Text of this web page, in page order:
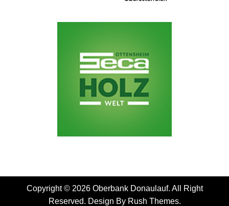
Copyright © 2026 Oberbank Donaulauf. All Right
Reserved. Design By Rush Themes.